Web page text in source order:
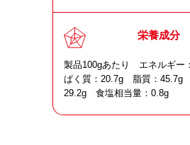
栄養成分
製品100gあたり エネルギー
ぱく質：20.7g 脂質：45.7g
29.2g 食塩相当量：0.8g